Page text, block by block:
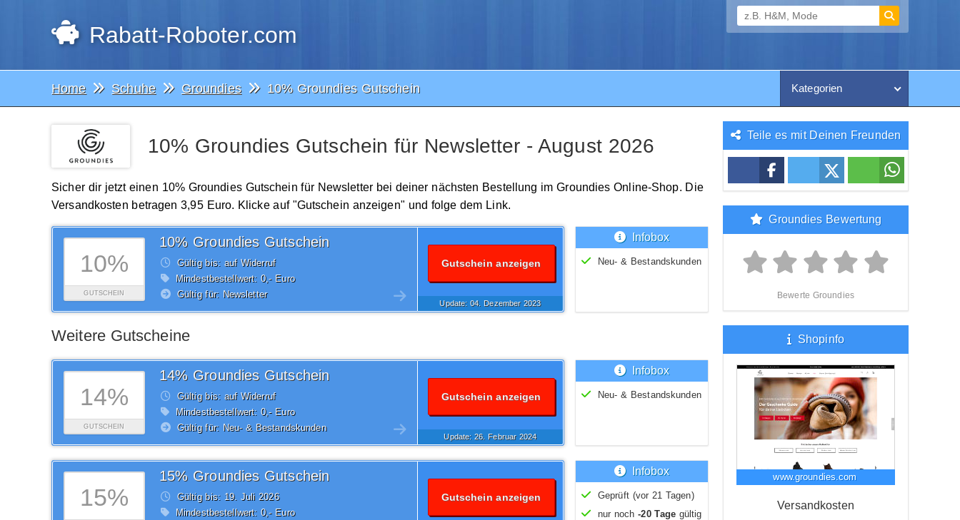
Rabatt-Roboter.com
Home Schuhe Groundies 10% Groundies Gutschein Kategorien
10% Groundies Gutschein für Newsletter - August 2026
Sicher dir jetzt einen 10% Groundies Gutschein für Newsletter bei deiner nächsten Bestellung im Groundies Online-Shop. Die
Versandkosten betragen 3,95 Euro. Klicke auf "Gutschein anzeigen" und folge dem Link.
10%
GUTSCHEIN
10% Groundies Gutschein
Gültig bis: auf Widerruf
Mindestbestellwert: 0,- Euro
Gültig für: Newsletter
Gutschein anzeigen
Update: 04. Dezember2023
Infobox
Neu- & Bestandskunden
Weitere Gutscheine
14%
GUTSCHEIN
14% Groundies Gutschein
Gültig bis: auf Widerruf
Mindestbestellwert: 0,- Euro
Gültig für: Neu- & Bestandskunden
Gutschein anzeigen
Update: 26. Februar2024
Infobox
Neu- & Bestandskunden
15%
15% Groundies Gutschein
Gültig bis: 19. Juli 2026
Mindestbestellwert: 0,- Euro
Gutschein anzeigen
Infobox
Geprüft (vor 21 Tagen)
nur noch-20 Tage gültig
Teile es mit Deinen Freunden
Groundies Bewertung
Bewerte Groundies
Shopinfo
www.groundies.com
Versandkosten